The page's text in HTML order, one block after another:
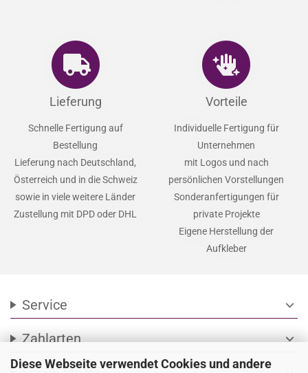
Diese Webseite verwendet Cookies und andere
Lieferung
Schnelle Fertigung auf
Bestellung
Lieferung nach Deutschland,
Österreich und in die Schweiz
sowie in viele weitere Länder
Zustellung mit DPD oder DHL
Vorteile
Individuelle Fertigung für
Unternehmen
mit Logos und nach
persönlichen Vorstellungen
Sonderanfertigungen für
private Projekte
Eigene Herstellung der
Aufkleber
Service expand_more
Zahlarten expand_more